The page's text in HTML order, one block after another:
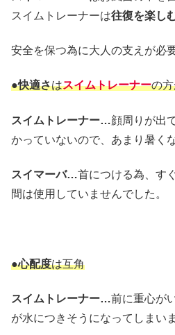
スイムトレーナーは往復を楽し
安全を保つ為に大人の支えが必
●快適さはスイムトレーナーの
スイムトレーナー…顔周りが出
かっていないので、あまり暑く
スイマーバ…首につける為、す
間は使用していませんでした。
●心配度は互角
スイムトレーナー…前に重心が
が水につきそうになってしまいま